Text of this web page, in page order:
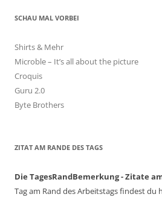
SCHAU MAL VORBEI
Shirts & Mehr
Microble – It’s all about the picture
Croquis
Guru 2.0
Byte Brothers
ZITAT AM RANDE DES TAGS
Die TagesRandBemerkung - Zitate
Tag am Rand des Arbeitstags findest du